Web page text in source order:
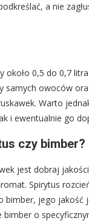
a nie
około 0,5 do 0,7
samych owoców
Warto
i ewentualnie go
czy bimber?
jest dobraj
Spirytus
bimber, jego
o